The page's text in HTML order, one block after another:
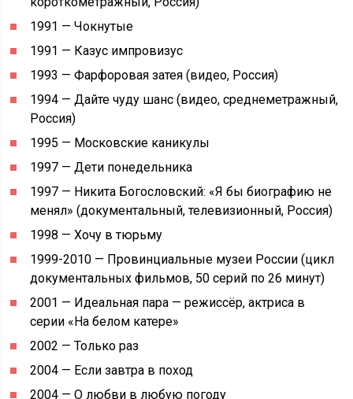
1991 — Чокнутые
1991 — Казус импровизус
1993 — Фарфоровая затея (видео, Россия)
1994 — Дайте чуду шанс (видео, среднеметражный,
Россия)
1995 — Московские каникулы
1997 — Дети понедельника
1997 — Никита Богословский: «Я бы биографию не
менял» (документальный, телевизионный, Россия)
1998 — Хочу в тюрьму
1999-2010 — Провинциальные музеи России (цикл
документальных фильмов, 50 серий по 26 минут)
2001 — Идеальная пара — режиссёр, актриса в
серии «На белом катере»
2002 — Только раз
2004 — Если завтра в поход
2004 — О любви в любую погоду